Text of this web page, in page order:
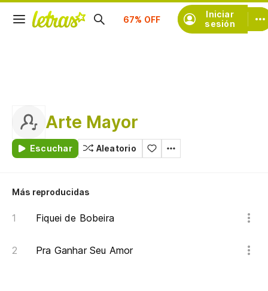
Iniciar
sesión
Suscríbete
Arte Mayor
Escuchar Aleatorio
Más reproducidas
Fiquei de Bobeira
Pra Ganhar Seu Amor